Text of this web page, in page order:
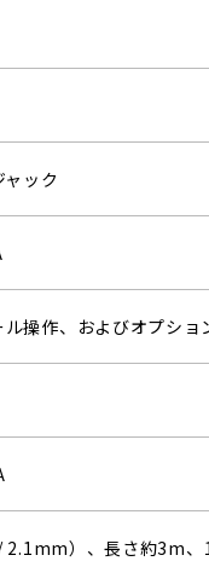
ック
操作、およびオプショ
）、長さ約3m、